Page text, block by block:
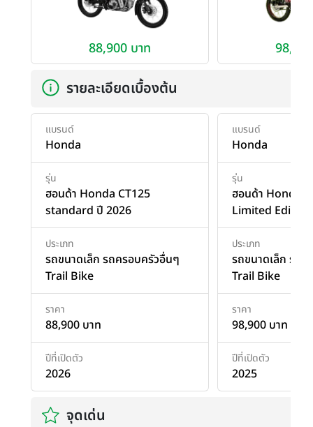
88,900 บาท
รายละเอียดเบื้องต้น
แบรนด์
Honda
รุ่น
ฮอนด้า Honda CT125
standard ปี 2026
ประเภท
รถขนาดเล็ก รถครอบครัวอื่นๆ
Trail Bike
ราคา
88,900 บาท
ปีที่เปิดตัว
2026
แบรนด์
Honda
รุ่น
ฮอนด้า Honda
Limited
ประเภท
รถขนาดเล็ก รถ
Trail Bike
ราคา
98,900 บาท
ปีที่เปิดตัว
2025
จุดเด่น